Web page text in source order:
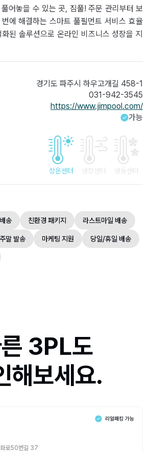
어놓을 수 있는 곳, 짐풀! 주문 관리부터 보
에 해결하는 스마트 풀필먼트 서비스 효율
된 솔루션으로 온라인 비즈니스 성장을 지
경기도 파주시 하우고개길 458-1
031-942-3545
https://www.jimpool.com/
가능
상온센터 냉장센터 냉동센터
송 친환경 패키지 라스트마일 배송
주말 발송 마케팅 지원 당일/휴일 배송
3PL도
해보세요.
좌로50번길 37